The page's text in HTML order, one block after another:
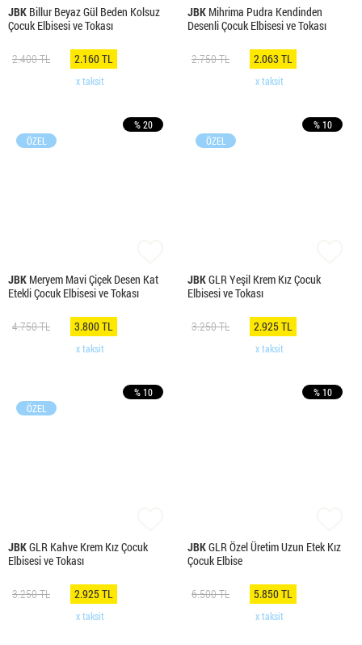
JBK Billur Beyaz Gül Beden Kolsuz
Çocuk Elbisesi ve Tokası
2.400 TL 2.160 TL
x taksit
JBK Mihrima Pudra Kendinden
Desenli Çocuk Elbisesi ve Tokası
2.750 TL 2.063 TL
x taksit
JBK Meryem Mavi Çiçek Desen Kat
Etekli Çocuk Elbisesi ve Tokası
% 20
ÖZEL
4.750 TL 3.800 TL
x taksit
JBKGLR Yeşil Krem Kız Çocuk
Elbisesi ve Tokası
% 10
ÖZEL
3.250 TL 2.925 TL
x taksit
JBKGLR Kahve Krem Kız Çocuk
Elbisesi ve Tokası
% 10
ÖZEL
3.250 TL 2.925 TL
x taksit
JBKGLR Özel Üretim Uzun Etek Kız
Çocuk Elbise
% 10
6.500 TL 5.850 TL
x taksit